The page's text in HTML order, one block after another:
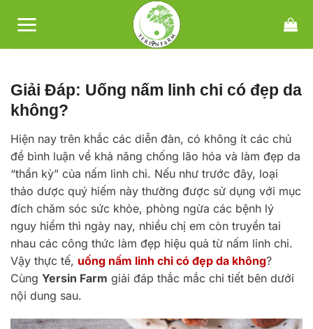
qua
Giải Đáp: Uống nấm linh chi có đẹp da
không?
Hiện nay trên khắc các diễn đàn, có không ít các chủ
đề bình luận về khả năng chống lão hóa và làm đẹp da
“thần kỳ” của nấm linh chi. Nếu như trước đây, loại
thảo dược quý hiếm này thường được sử dụng với mục
đích chăm sóc sức khỏe, phòng ngừa các bệnh lý
nguy hiểm thì ngày nay, nhiều chị em còn truyền tai
nhau các công thức làm đẹp hiệu quả từ nấm linh chi.
Vậy thực tế, uống nấm linh chi có đẹp da không?
Cùng Yersin Farm giải đáp thắc mắc chi tiết bên dưới
nội dung sau.